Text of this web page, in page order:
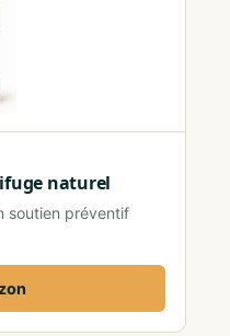
naturel
soutien préventif